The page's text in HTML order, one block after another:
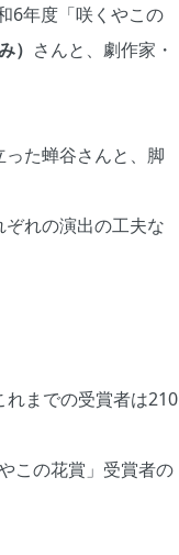
6年度「咲くやこの
） さんと、劇作家・
た蝉谷さんと、脚
ぞれの演出の工夫な
れまでの受賞者は210
この花賞」受賞者の